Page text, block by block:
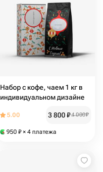
Набор с кофе, чаем 1 кг в
индивидуальном дизайне
5.00 3 800₽4 000₽
950 ₽ × 4 платежа